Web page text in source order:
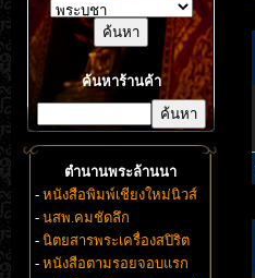
ค้นหาร้านค้า
ตำนานพระล้านนา
- หนังสือพิมพ์เชียงใหม่นิวส์
- นสพ.คมชัดลึก
- นิตยสารพระเครื่องสปิริต
- หนังสือตามรอยจอบแรก